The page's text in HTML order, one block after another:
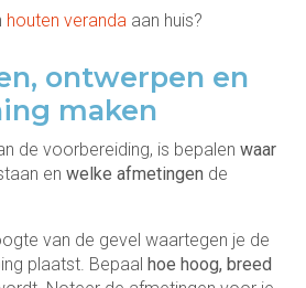
houten veranda aan huis?
ontwerpen en
maken
de voorbereiding, is bepalen waar
en welke afmetingen de
van de gevel waartegen je de
plaatst. Bepaal hoe hoog, breed